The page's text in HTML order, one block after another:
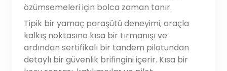
özümsemeleri için bolca zaman tanır.
Tipik bir yamaç paraşütü deneyimi, araçla
kalkış noktasına kısa bir tırmanışı ve
ardından sertifikalı bir tandem pilotundan
detaylı bir güvenlik brifingini içerir. Kısa bir